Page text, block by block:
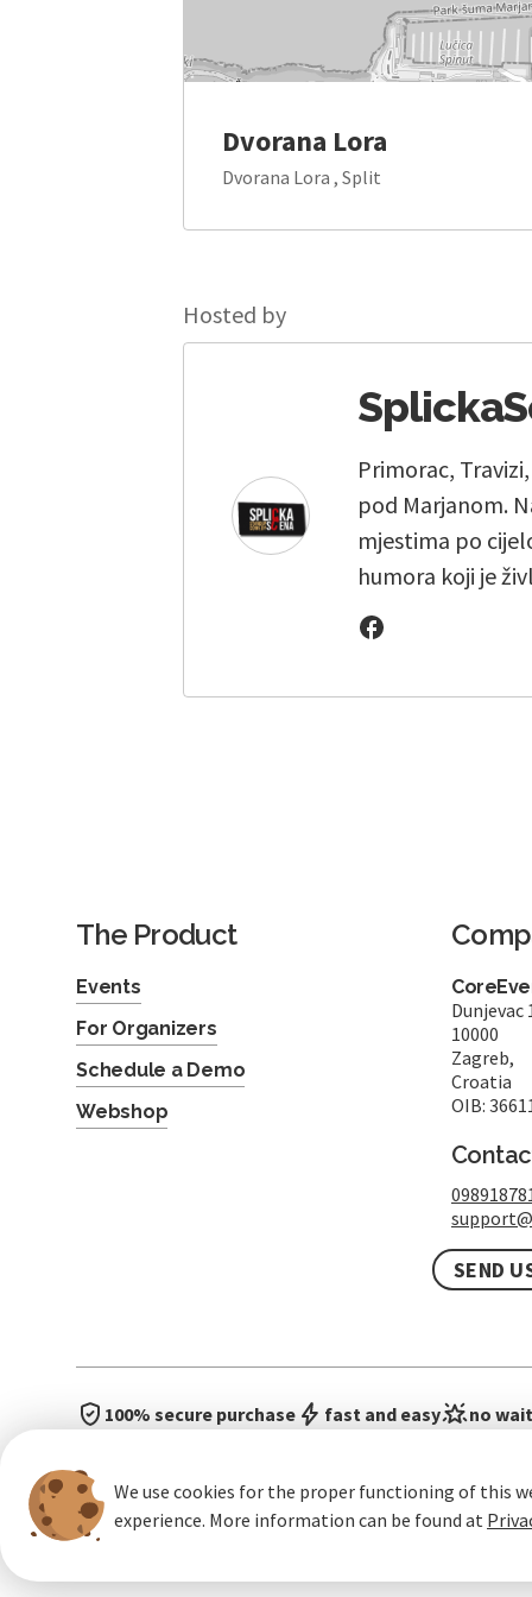
Dvorana Lora
Dvorana Lora , Split
Hosted by
Primorac,
pod Marjanom.
mjestima po
humora koji je
We use cookies for the proper functioning of this
experience. More information can be found at
The Product
Events
For Organizers
Schedule a Demo
Webshop
Dunjevac
10000
Zagreb,
Croatia
OIB:
SEND
100% secure purchase fast and easy no